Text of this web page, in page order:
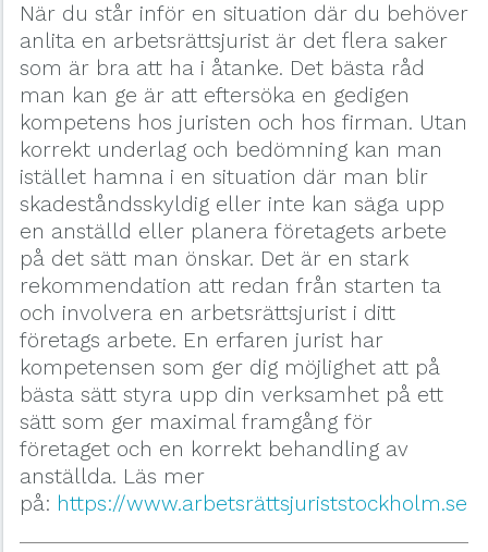
När du står inför en situation där du behöver
anlita en arbetsrättsjurist är det flera saker
som är bra att ha i åtanke. Det bästa råd
man kan ge är att eftersöka en gedigen
kompetens hos juristen och hos firman. Utan
korrekt underlag och bedömning kan man
istället hamna i en situation där man blir
skadeståndsskyldig eller inte kan säga upp
en anställd eller planera företagets arbete
på det sätt man önskar. Det är en stark
rekommendation att redan från starten ta
och involvera en arbetsrättsjurist i ditt
företags arbete. En erfaren jurist har
kompetensen som ger dig möjlighet att på
bästa sätt styra upp din verksamhet på ett
sätt som ger maximal framgång för
företaget och en korrekt behandling av
anställda. Läs mer
på: https://www.arbetsrättsjuriststockholm.se